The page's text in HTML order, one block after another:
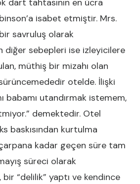
dart tahtasının en ücra
isabet etmiştir. Mrs.
savruluş olarak
diğer sebepleri ise izleyicilere
müthiş bir mizahı olan
otelde. İlişki
babamı utandırmak istemem,
demektedir. Otel
baskısından kurtulma
kadar geçen süre tam
süreci olarak
“delilik” yaptı ve kendince